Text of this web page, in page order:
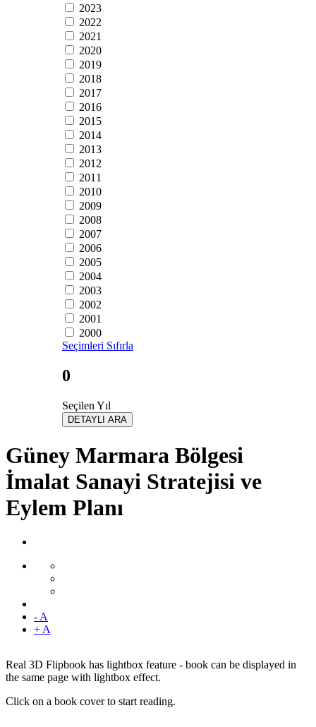
2023
2022
2021
2020
2019
2018
2017
2016
2015
2014
2013
2012
2011
2010
2009
2008
2007
2006
2005
2004
2003
2002
2001
2000
Seçimleri Sıfırla
0
Seçilen Yıl
DETAYLI ARA
Güney Marmara Bölgesi
İmalat Sanayi Stratejisi ve
Eylem Planı
- A
+ A
Real 3D Flipbook has lightbox feature - book can be displayed in
the same page with lightbox effect.
Click on a book cover to start reading.